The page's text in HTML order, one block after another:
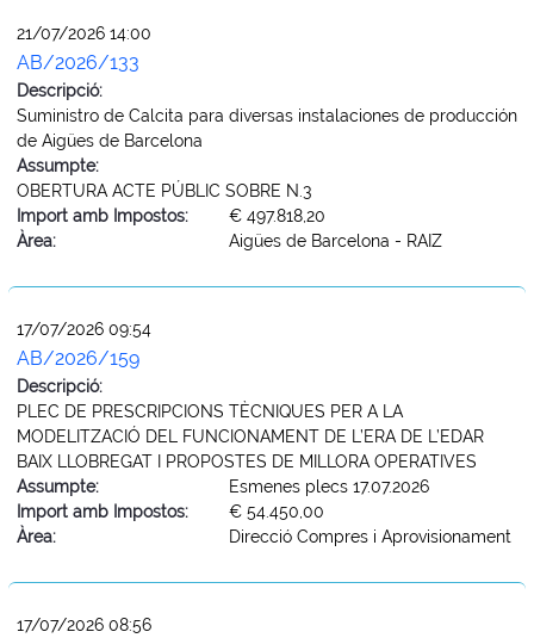
21/07/2026 14:00
AB/2026/133
Descripció:
Suministro de Calcita para diversas instalaciones de producción
de Aigües de Barcelona
Assumpte:
OBERTURA ACTE PÚBLIC SOBRE N.3
Import amb Impostos:
€ 497.818,20
Àrea:
Aigües de Barcelona - RAIZ
17/07/2026 09:54
AB/2026/159
Descripció:
PLEC DE PRESCRIPCIONS TÈCNIQUES PER A LA
MODELITZACIÓ DEL FUNCIONAMENT DE L’ERA DE L’EDAR
BAIX LLOBREGAT I PROPOSTES DE MILLORA OPERATIVES
Assumpte:
Esmenes plecs 17.07.2026
Import amb Impostos:
€ 54.450,00
Àrea:
Direcció Compres i Aprovisionament
17/07/2026 08:56